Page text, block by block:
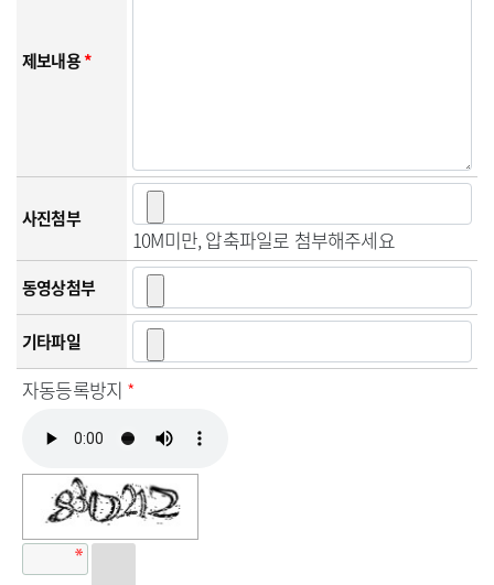
제보내용*
사진첨부
10M미만, 압축파일로 첨부해주세요
동영상첨부
기타파일
자동등록방지 *